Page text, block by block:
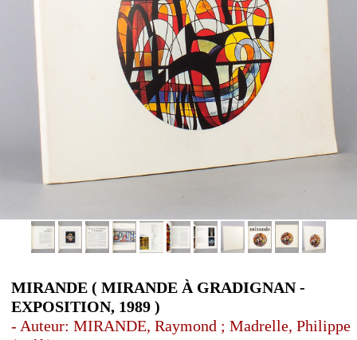
MIRANDE ( MIRANDE À GRADIGNAN -
EXPOSITION, 1989 )
- Auteur: MIRANDE, Raymond ; Madrelle, Philippe